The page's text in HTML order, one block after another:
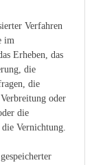
Verfahren
im
Erheben, das
die
die
oder
die
Vernichtung.